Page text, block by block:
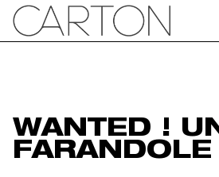
WANTED !